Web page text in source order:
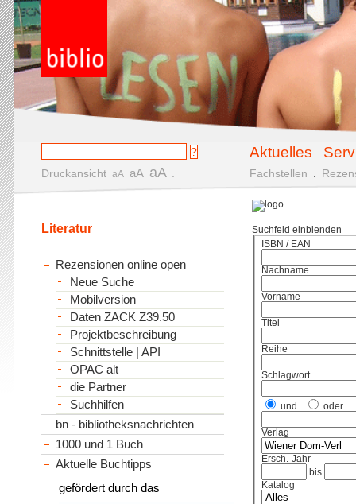
Aktuelles
Druckansicht aA aA aA Fachstellen
Suchfeld einblenden
ISBN / EAN
Nachname
Vorname
Titel
Reihe
Schlagwort
und oder
Verlag
Ersch.-Jahr
bis
Katalog
Literatur
Rezensionen online open
Neue Suche
Mobilversion
Daten ZACK Z39.50
Projektbeschreibung
Schnittstelle | API
OPAC alt
die Partner
Suchhilfen
bn - bibliotheksnachrichten
1000 und 1 Buch
Aktuelle Buchtipps
gefördert durch das